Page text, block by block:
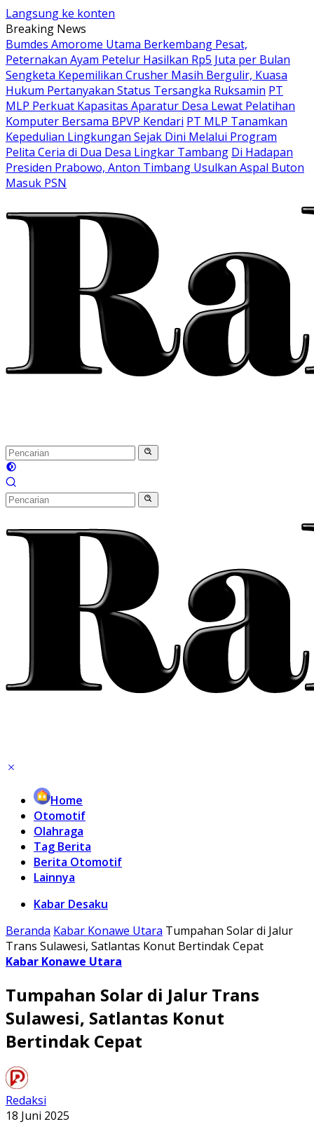
Langsung ke konten
Breaking News
Bumdes Amorome Utama Berkembang Pesat,
Peternakan Ayam Petelur Hasilkan Rp5 Juta per Bulan
Sengketa Kepemilikan Crusher Masih Bergulir, Kuasa
Hukum Pertanyakan Status Tersangka Ruksamin PT
MLP Perkuat Kapasitas Aparatur Desa Lewat Pelatihan
Komputer Bersama BPVP Kendari PT MLP Tanamkan
Kepedulian Lingkungan Sejak Dini Melalui Program
Pelita Ceria di Dua Desa Lingkar Tambang Di Hadapan
Presiden Prabowo, Anton Timbang Usulkan Aspal Buton
Masuk PSN
Home
Otomotif
Olahraga
Tag Berita
Berita Otomotif
Lainnya
Kabar Desaku
Beranda Kabar Konawe Utara Tumpahan Solar di Jalur
Trans Sulawesi, Satlantas Konut Bertindak Cepat
Kabar Konawe Utara
Tumpahan Solar di Jalur Trans
Sulawesi, Satlantas Konut
Bertindak Cepat
Redaksi
18 Juni 2025